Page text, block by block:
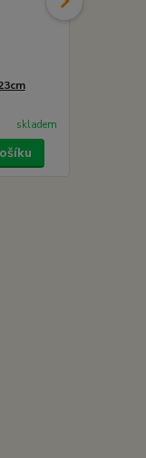
skladem